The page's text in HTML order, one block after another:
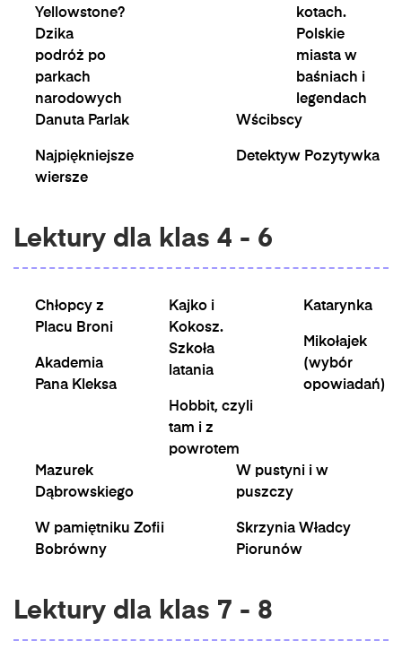
Yellowstone?
Dzika
podróż po
parkach
narodowych
kotach.
Polskie
miasta w
baśniach i
legendach
Danuta Parlak
Najpiękniejsze
wiersze
Wścibscy
Detektyw Pozytywka
Lektury dla klas 4 - 6
Chłopcy z
Placu Broni
Akademia
Pana Kleksa
Kajko i
Kokosz.
Szkoła
latania
Hobbit, czyli
tam i z
powrotem
Katarynka
Mikołajek
(wybór
opowiadań)
Mazurek
Dąbrowskiego
W pamiętniku Zofii
Bobrówny
W pustyni i w
puszczy
Skrzynia Władcy
Piorunów
Lektury dla klas 7 - 8